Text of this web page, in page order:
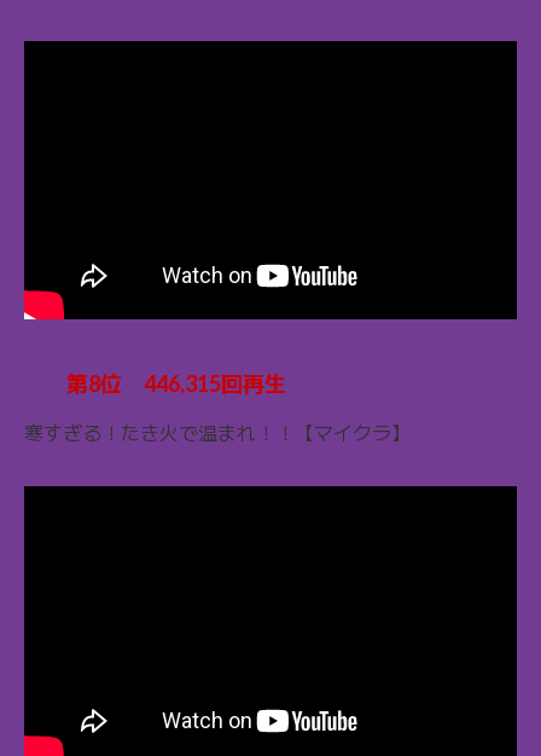
第8位 446,315回再生
寒すぎる！たき火で温まれ！！【マイクラ】